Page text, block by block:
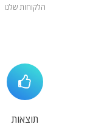
הלקוחות שלנו
תוצאות